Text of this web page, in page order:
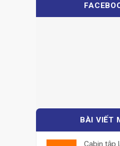
BÀI VIẾT
Cabin tập